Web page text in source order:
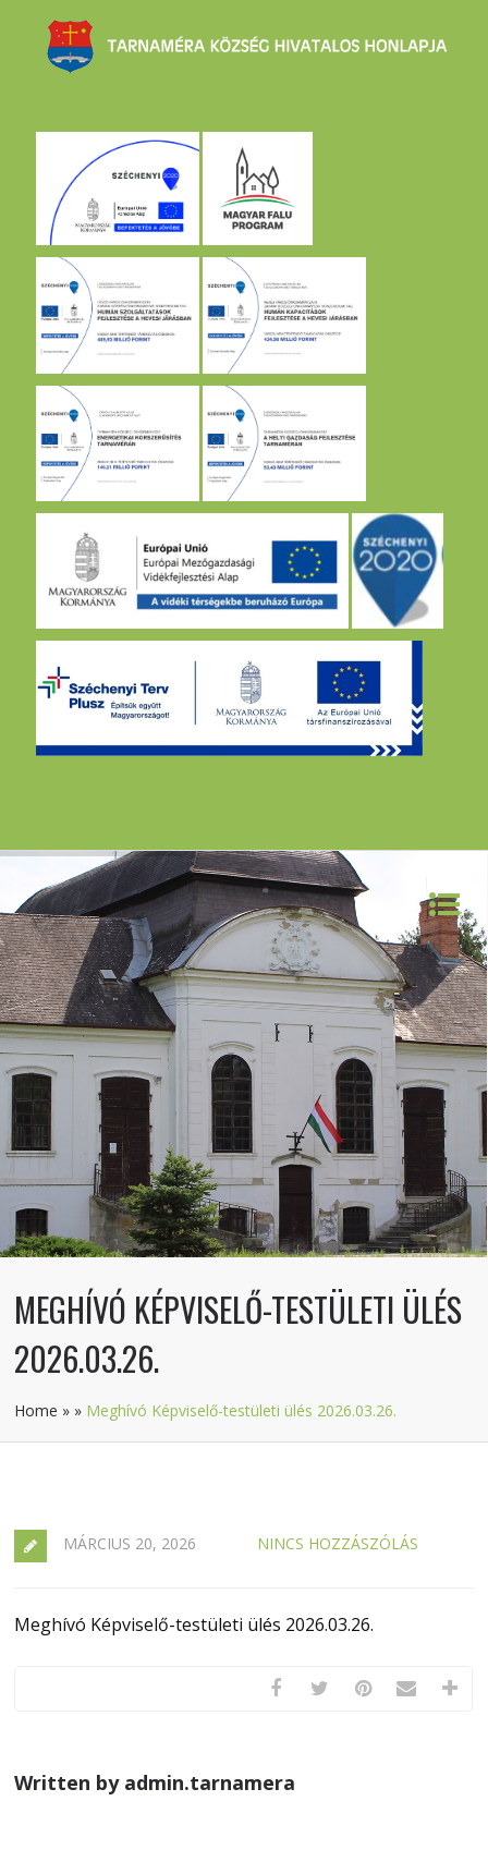
MEGHÍVÓ KÉPVISELŐ-TESTÜLETI ÜLÉS
2026.03.26.
Home » » Meghívó Képviselő-testületi ülés 2026.03.26.
MÁRCIUS 20, 2026 NINCS HOZZÁSZÓLÁS
Meghívó Képviselő-testületi ülés 2026.03.26.
Written by admin.tarnamera